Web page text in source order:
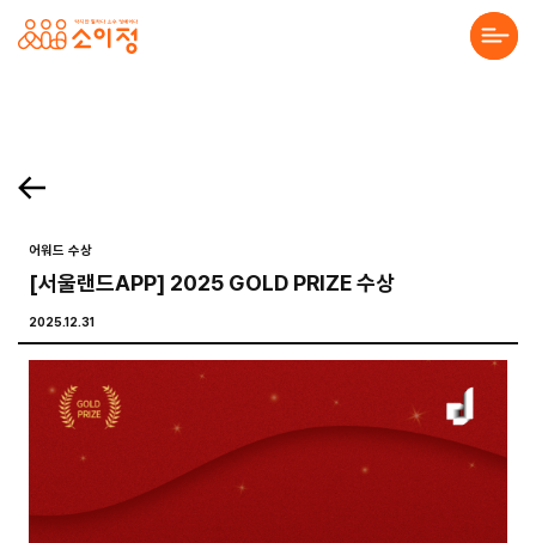
홈페이지 제작·반응형홈페이지제작 전문 소이정 | 수원 홈페이지 제작업체, 모바
. 목록보기 Prev Next 프로젝트 의뢰를 맡기고 싶으세요? 프로젝트의 세부 내용을 알려주시면, 검토 후 견적서를 보내드리겠습니다. 전하고 싶은 말이 있나요? 프로
Solution
Service
어워드 수상
[서울랜드APP] 2025 GOLD PRIZE 수상
2025.12.31